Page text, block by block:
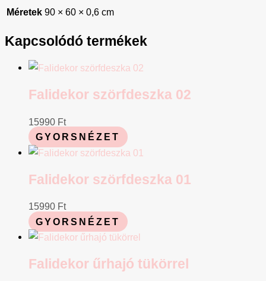
Méretek 90 × 60 × 0,6 cm
Kapcsolódó termékek
Falidekor szörfdeszka 02
15990 Ft
GYORSNÉZET
Falidekor szörfdeszka 01
15990 Ft
GYORSNÉZET
Falidekor űrhajó tükörrel